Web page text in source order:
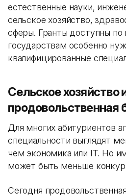
естественные науки,
сельское хозяйство,
сферы. Гранты доступны по
государствам особенно
квалифицированные
Сельское хозяйство
продовольственная
Для многих абитуриентов
специальности выглядят
чем экономика или IT. Но
может быть меньше
Сегодня